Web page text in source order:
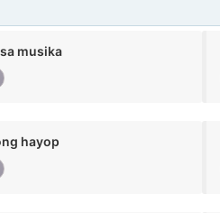
musika
hayop